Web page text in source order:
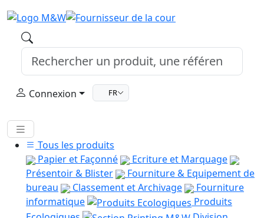
Connexion FR
Tous les produits
Papier et Façonné
Ecriture et Marquage
Présentoir & Blister
Fourniture & Equipement de
bureau
Classement et Archivage
Fourniture
informatique
Produits